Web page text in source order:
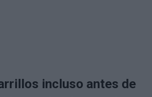
incluso antes de